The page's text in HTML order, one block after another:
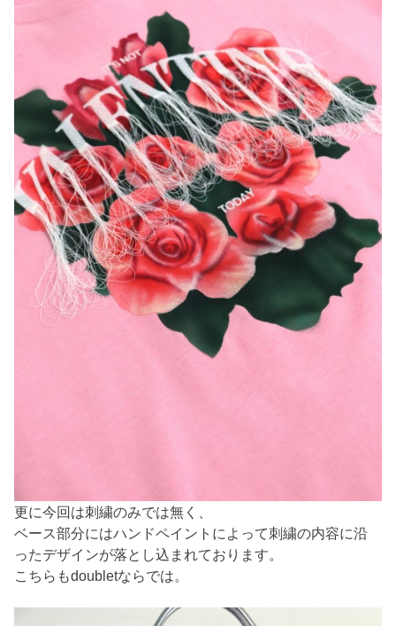
更に今回は刺繍のみでは無く、
ベース部分にはハンドペイントによって刺繍の内容に沿
ったデザインが落とし込まれております。
こちらもdoubletならでは。